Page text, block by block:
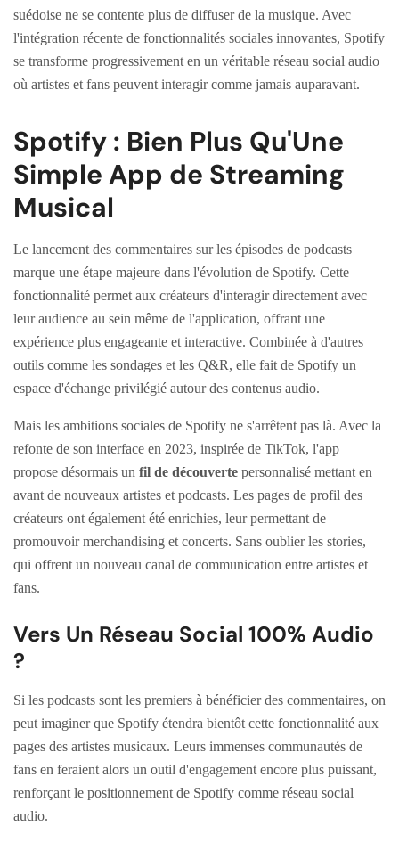
suédoise ne se contente plus de diffuser de la musique. Avec
l'intégration récente de fonctionnalités sociales innovantes, Spotify
se transforme progressivement en un véritable réseau social audio
où artistes et fans peuvent interagir comme jamais auparavant.
Spotify : Bien Plus Qu'Une
Simple App de Streaming
Musical
Le lancement des commentaires sur les épisodes de podcasts
marque une étape majeure dans l'évolution de Spotify. Cette
fonctionnalité permet aux créateurs d'interagir directement avec
leur audience au sein même de l'application, offrant une
expérience plus engageante et interactive. Combinée à d'autres
outils comme les sondages et les Q&R, elle fait de Spotify un
espace d'échange privilégié autour des contenus audio.
Mais les ambitions sociales de Spotify ne s'arrêtent pas là. Avec la
refonte de son interface en 2023, inspirée de TikTok, l'app
propose désormais un fil de découverte personnalisé mettant en
avant de nouveaux artistes et podcasts. Les pages de profil des
créateurs ont également été enrichies, leur permettant de
promouvoir merchandising et concerts. Sans oublier les stories,
qui offrent un nouveau canal de communication entre artistes et
fans.
Vers Un Réseau Social 100% Audio
?
Si les podcasts sont les premiers à bénéficier des commentaires, on
peut imaginer que Spotify étendra bientôt cette fonctionnalité aux
pages des artistes musicaux. Leurs immenses communautés de
fans en feraient alors un outil d'engagement encore plus puissant,
renforçant le positionnement de Spotify comme réseau social
audio.